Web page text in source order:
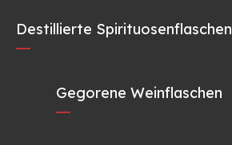
Destillierte Spirituosenflaschen
Gegorene Weinflaschen